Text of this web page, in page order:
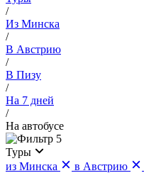
/
Из Минска
/
В Австрию
/
В Пизу
/
На 7 дней
/
На автобусе
5
Туры
из Минска
в Австрию